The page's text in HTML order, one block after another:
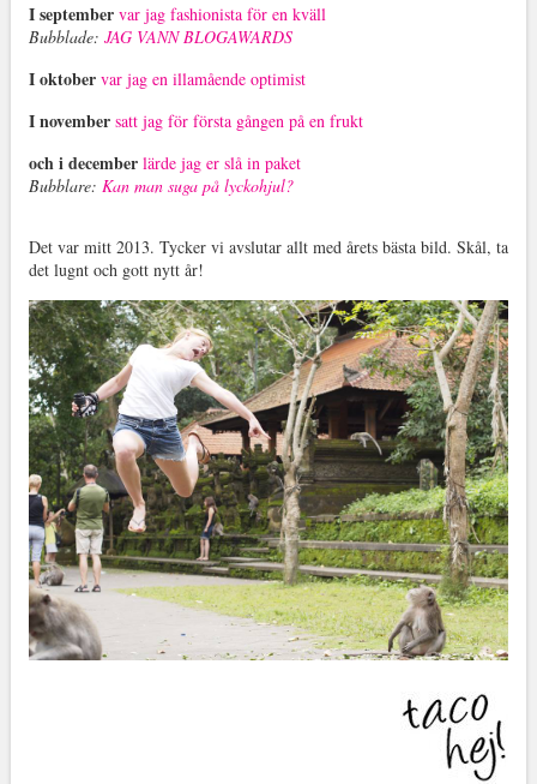
I septembervar jag fashionista för en kväll
Bubblade: JAG VANN BLOGAWARDS
I oktober var jag en illamående optimist
I november satt jag för första gången på en frukt
och i december lärde jag er slå in paket
Bubblare: Kan man suga på lyckohjul?
Det var mitt 2013. Tycker vi avslutar allt med årets bästa bild. Skål, ta
det lugnt och gott nytt år!